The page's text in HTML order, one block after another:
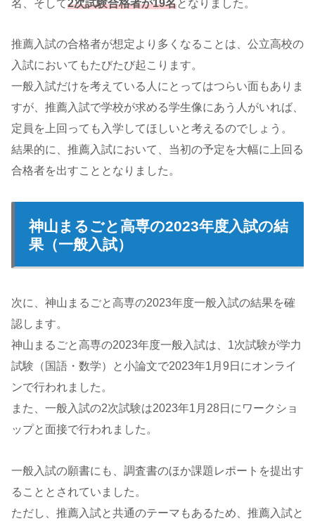
名、そして2次試験合格者が19名となりました。
推薦入試の合格者が想定より多くなることは、公立高校の
入試においてもたびたび起こります。
一般入試だけを考えている人にとってはつらい面もありま
すが、推薦入試で学校が求める学生像にあう人がいれば、
定員を上回っても入学してほしいと考えるのでしょう。
結果的に、推薦入試において、当初の予定を大幅に上回る
合格者を出すこととなりました。
神山まるごと高専の2023年度入試の結
果（一般入試）
次に、神山まるごと高専の2023年度一般入試の結果を確
認します。
神山まるごと高専の2023年度一般入試は、1次試験が学力
試験（国語・数学）と小論文で2023年1月9日にオンライ
ンで行われました。
また、一般入試の2次試験は2023年1月28日にワークショ
ップと面接で行われました。
一般入試の願書にも、調査書のほか課題レポートを提出す
ることとされていました。
ただし、推薦入試と共通のテーマもあるため、推薦入試と